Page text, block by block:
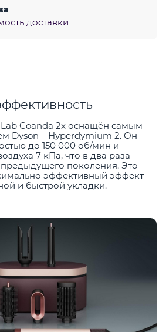
доставки
Coanda 2x оснащён самым
Dyson – Hyperdymium 2. Он
до 150 000 об/мин и
7 кПа, что в два раза
предыдущего поколения. Это
эффективный эффект
и быстрой укладки.